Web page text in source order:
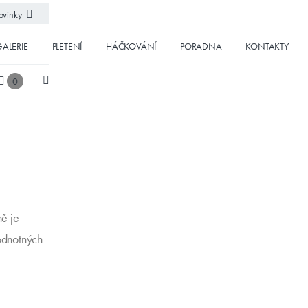
PLETENÍ HÁČKOVÁNÍ PORADNA KONTAKTY
0
je